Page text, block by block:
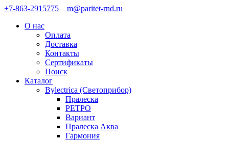
+7-863-2915775
m@paritet-rnd.ru
О нас
Оплата
Доставка
Контакты
Сертификаты
Поиск
Каталог
Bylectrica (Светоприбор)
Пралеска
РЕТРО
Вариант
Пралеска Аква
Гармония